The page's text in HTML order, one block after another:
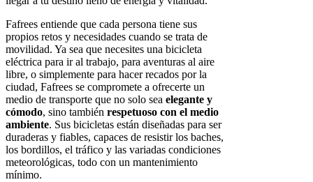
Fafrees entiende que cada persona tiene sus
propios retos y necesidades cuando se trata de
movilidad. Ya sea que necesites una bicicleta
eléctrica para ir al trabajo, para aventuras al aire
libre, o simplemente para hacer recados por la
ciudad, Fafrees se compromete a ofrecerte un
medio de transporte que no solo sea elegante y
cómodo, sino también respetuoso con el medio
ambiente. Sus bicicletas están diseñadas para ser
duraderas y fiables, capaces de resistir los baches,
los bordillos, el tráfico y las variadas condiciones
meteorológicas, todo con un mantenimiento
mínimo.